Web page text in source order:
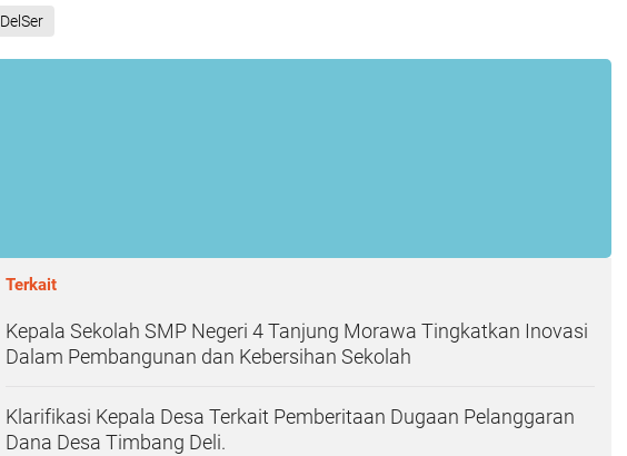
DelSer
Terkait
Kepala Sekolah SMP Negeri 4 Tanjung Morawa Tingkatkan Inovasi
Dalam Pembangunan dan Kebersihan Sekolah
Klarifikasi Kepala Desa Terkait Pemberitaan Dugaan Pelanggaran
Dana Desa Timbang Deli.